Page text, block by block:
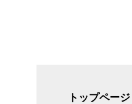
トップページ